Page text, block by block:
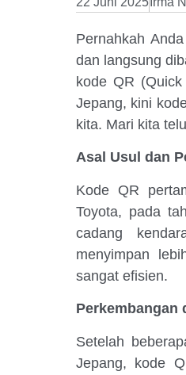
Pernahkah
dan langsung
kode QR
Jepang, kini
kita. Mari kita
Asal Usul dan
Kode QR
Toyota, pada
cadang
menyimpan
sangat efisien.
Perkembangan
Setelah
Jepang, kode